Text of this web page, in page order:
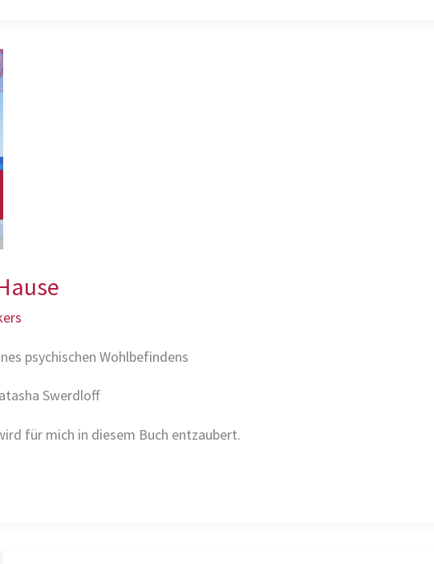
psychischen Wohlbefindens
Swerdloff
für mich in diesem Buch entzaubert.